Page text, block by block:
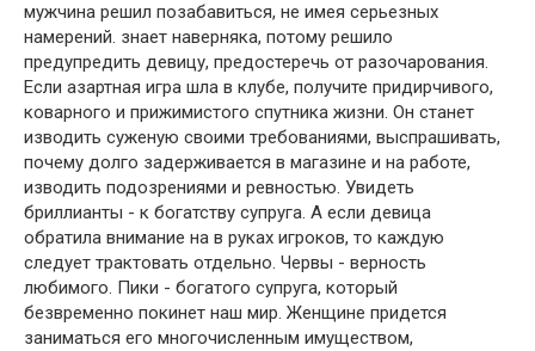
мужчина решил позабавиться, не имея серьезных
намерений. знает наверняка, потому решило
предупредить девицу, предостеречь от разочарования.
Если азартная игра шла в клубе, получите придирчивого,
коварного и прижимистого спутника жизни. Он станет
изводить суженую своими требованиями, выспрашивать,
почему долго задерживается в магазине и на работе,
изводить подозрениями и ревностью. Увидеть
бриллианты - к богатству супруга. А если девица
обратила внимание на в руках игроков, то каждую
следует трактовать отдельно. Червы - верность
любимого. Пики - богатого супруга, который
безвременно покинет наш мир. Женщине придется
заниматься его многочисленным имуществом,